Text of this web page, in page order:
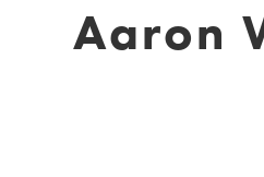
Aaron